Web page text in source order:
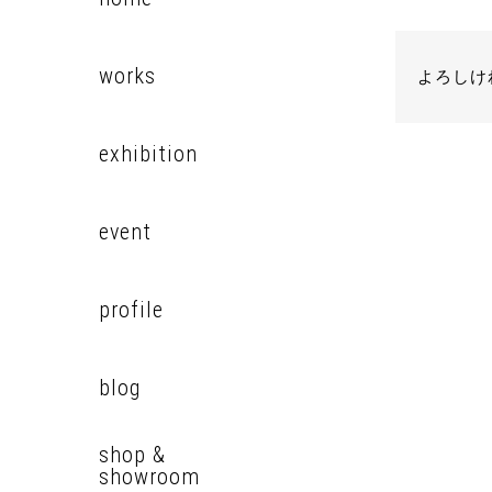
works
exhibition
event
profile
blog
shop &
showroom
よろしけ